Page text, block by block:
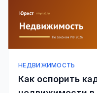
НЕДВИЖИМОСТЬ
Как оспорить